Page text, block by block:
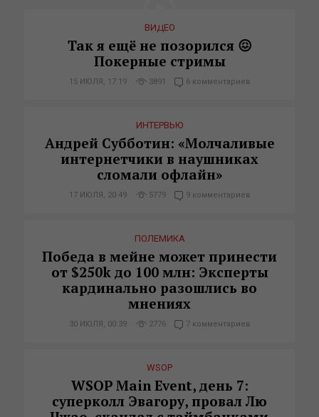
ВИДЕО
Так я ещё не позорился 😖
Покерные стримы
15 ИЮЛЯ, 17:19 3891 6 комментариев
ИНТЕРВЬЮ
Андрей Субботин: «Молчаливые
интернетчики в наушниках
сломали офлайн»
17 ИЮЛЯ, 20:49 5779 9 комментариев
ПОЛЕМИКА
Победа в мейне может принести
от $250k до 100 млн: Эксперты
кардинально разошлись во
мнениях
30 ИЮЛЯ, 00:39 2776 7 комментариев
WSOP
WSOP Main Event, день 7:
суперколл Эвагору, провал Лю